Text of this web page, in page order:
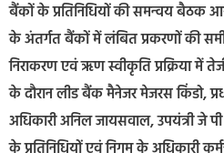
बैंकों के प्रतिनिधियों की समन्वय बैठक
के अंतर्गत बैंकों में लंबित प्रकरणों की
निराकरण एवं ऋण स्वीकृति प्रक्रिया में
के दौरान लीड बैंक मैनेजर मेजरस किंडो,
अधिकारी अनिल जायसवाल, उपयंत्री जे
के प्रतिनिधियों एवं निगम के अधिकारी